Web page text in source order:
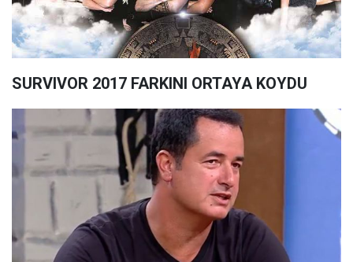
SURVIVOR 2017 FARKINI ORTAYA KOYDU